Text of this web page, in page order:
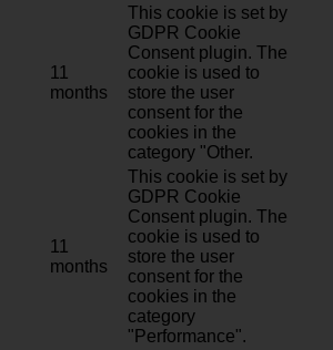
11
months
This cookie is set by
GDPR Cookie
Consent plugin. The
cookie is used to
store the user
consent for the
cookies in the
category "Other.
11
months
This cookie is set by
GDPR Cookie
Consent plugin. The
cookie is used to
store the user
consent for the
cookies in the
category
"Performance".